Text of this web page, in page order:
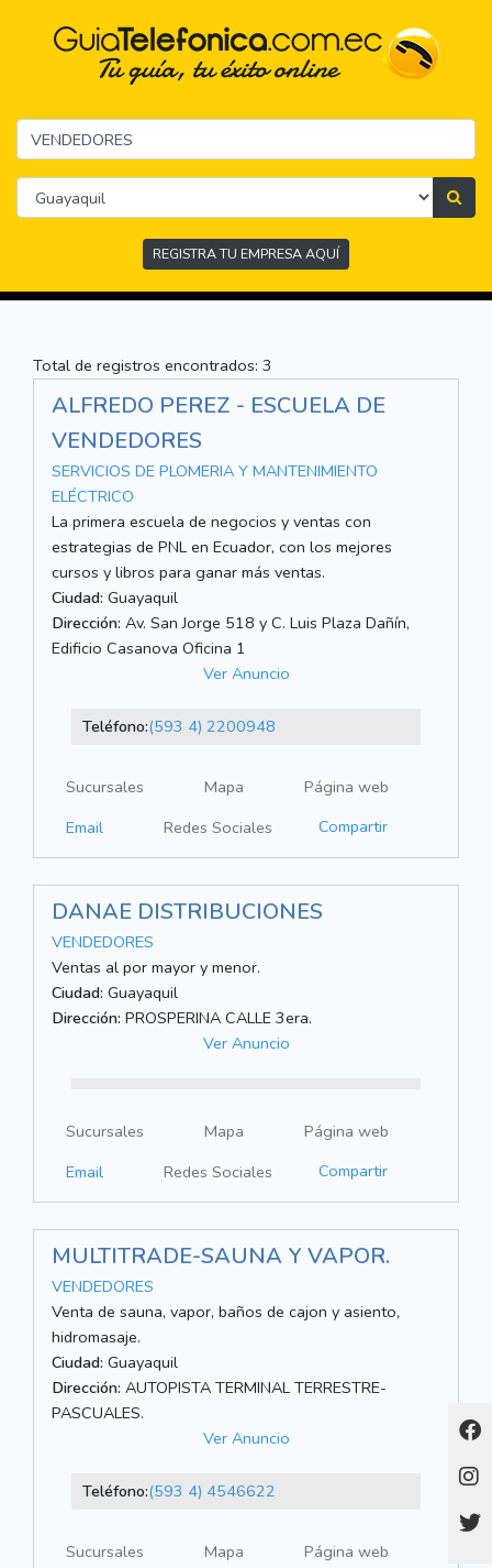
REGISTRA TU EMPRESA AQUÍ
Total de registros encontrados: 3
ALFREDO PEREZ - ESCUELA DE
VENDEDORES
SERVICIOS DE PLOMERIA Y MANTENIMIENTO
ELÉCTRICO
La primera escuela de negocios y ventas con
estrategias de PNL en Ecuador, con los mejores
cursos y libros para ganar más ventas.
Ciudad: Guayaquil
Dirección: Av. San Jorge 518 y C. Luis Plaza Dañín,
Edificio Casanova Oficina 1
Ver Anuncio
Teléfono:(593 4) 2200948
Sucursales Mapa
Página web
Email
Redes Sociales Compartir
DANAE DISTRIBUCIONES
VENDEDORES
Ventas al por mayor y menor.
Ciudad: Guayaquil
Dirección: PROSPERINA CALLE 3era.
Ver Anuncio
Sucursales Mapa
Página web
Email
Redes Sociales Compartir
MULTITRADE-SAUNA Y VAPOR.
VENDEDORES
Venta de sauna, vapor, baños de cajon y asiento,
hidromasaje.
Ciudad: Guayaquil
Dirección: AUTOPISTA TERMINAL TERRESTRE-
PASCUALES.
Ver Anuncio
Teléfono:(593 4) 4546622
Sucursales Mapa
Página web